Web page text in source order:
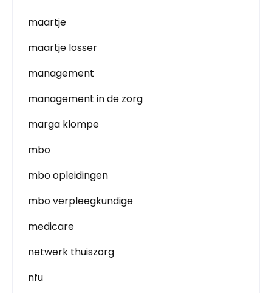
maartje
maartje losser
management
management in de zorg
marga klompe
mbo
mbo opleidingen
mbo verpleegkundige
medicare
netwerk thuiszorg
nfu